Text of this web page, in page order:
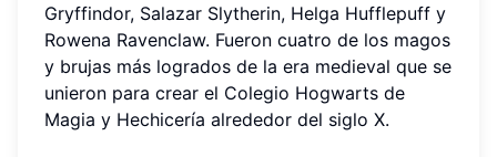
Gryffindor, Salazar Slytherin, Helga Hufflepuff y
Rowena Ravenclaw. Fueron cuatro de los magos
y brujas más logrados de la era medieval que se
unieron para crear el Colegio Hogwarts de
Magia y Hechicería alrededor del siglo X.